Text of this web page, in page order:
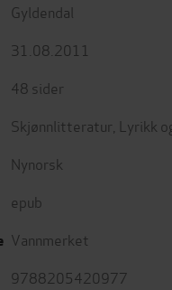
Gyldendal
31.08.2011
48 sider
Skjønnlitteratur Lyrikk
Nynorsk
epub
Vannmerket
9788205420977